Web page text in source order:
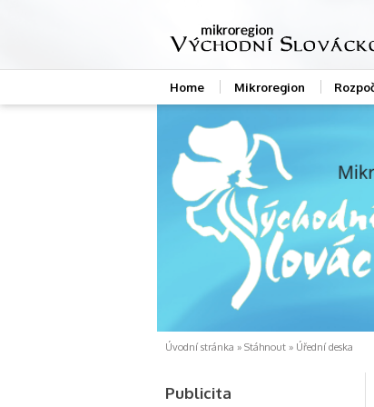
Home Mikroregion
Úvodní stránka » Stáhnout » Úřední deska
Publicita